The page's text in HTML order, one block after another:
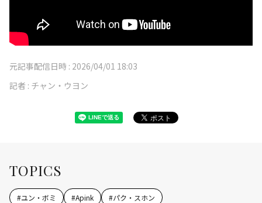
元記事配信日時 : 2026/04/01 18:03
記者 : チャン・ウヨン
TOPICS
#ユン・ボミ #Apink #パク・スホン